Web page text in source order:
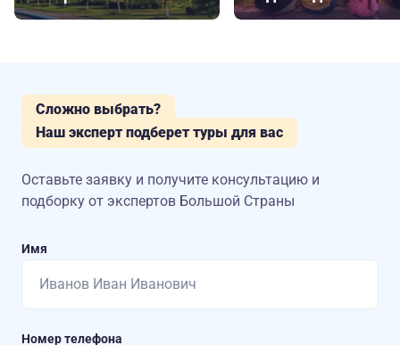
Сложно выбрать?
Наш эксперт подберет туры для вас
Оставьте заявку и получите консультацию и
подборку от экспертов Большой Страны
Имя
Номер телефона